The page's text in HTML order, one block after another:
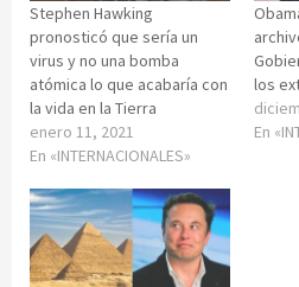
Stephen Hawking
pronosticó que sería un
virus y no una bomba
atómica lo que acabaría con
la vida en la Tierra
enero 11, 2021
En «INTERNACIONALES»
los
En